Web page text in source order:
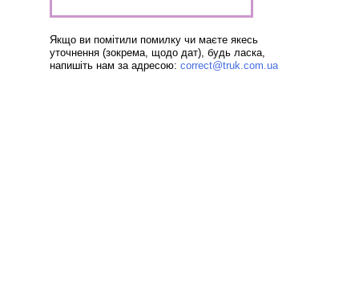
Якщо ви помітили помилку чи маєте якесь
уточнення (зокрема, щодо дат), будь ласка,
напишіть нам за адресою: correct@truk.com.ua